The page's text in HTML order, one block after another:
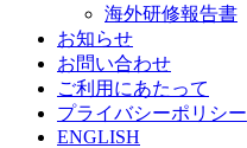
海外研修報告書
お知らせ
お問い合わせ
ご利用にあたって
プライバシーポリシー
ENGLISH